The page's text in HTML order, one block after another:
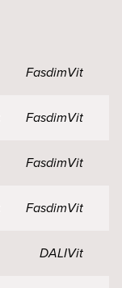
FasdimVit
FasdimVit
FasdimVit
FasdimVit
DALIVit